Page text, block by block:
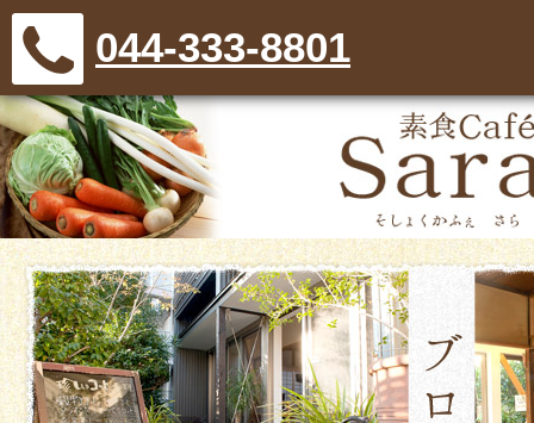
044-333-8801